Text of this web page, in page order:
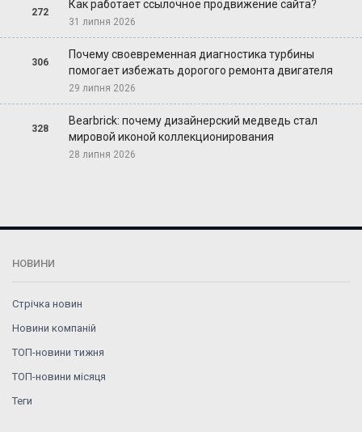
272
Как работает ссылочное продвижение сайта?
31 липня 2026
306
Почему своевременная диагностика турбины
помогает избежать дорогого ремонта двигателя
29 липня 2026
328
Bearbrick: почему дизайнерский медведь стал
мировой иконой коллекционирования
28 липня 2026
НОВИНИ
Стрічка новин
Новини компаній
ТОП-новини тижня
ТОП-новини місяця
Теги